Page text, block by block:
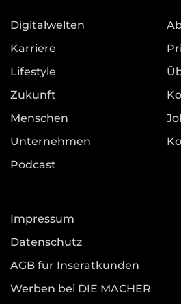
Digitalwelten
Karriere
Lifestyle
Zukunft
Menschen
Unternehmen
Podcast
Impressum
Datenschutz
AGB für Inseratkunden
Werben bei DIE MACHER